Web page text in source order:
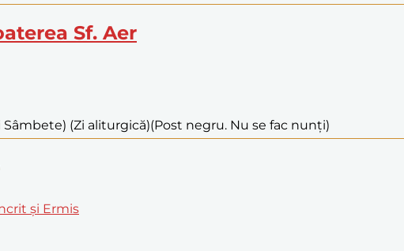
Sf. Aer
(Zi aliturgică)(Post negru. Nu se fac nunți)
și Ermis